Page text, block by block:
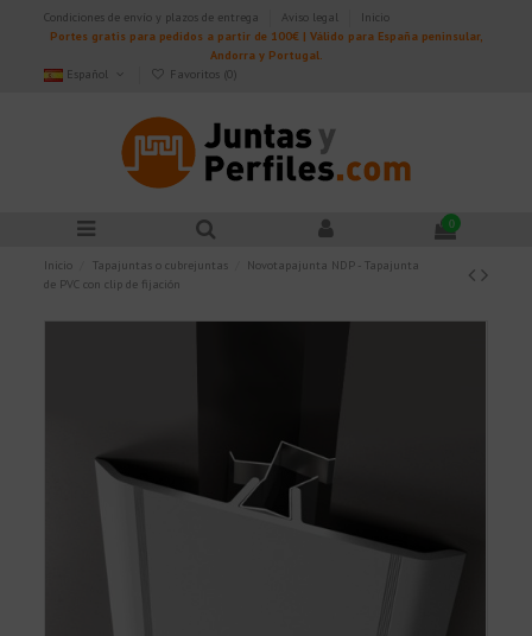
Condiciones de envío y plazos de entrega Aviso legal
Inicio
Portes gratis para pedidos a partir de 100€ | Válido para España peninsular,
Andorra y Portugal.
Español
Favoritos (0)
0
Inicio Tapajuntas o cubrejuntas
Novotapajunta NDP - Tapajunta
de PVC con clip de fijación